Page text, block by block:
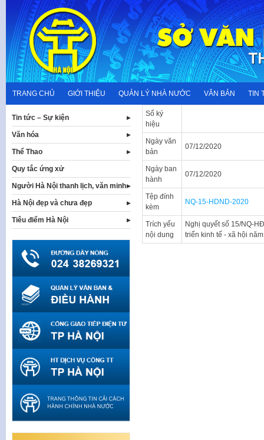
content
TRANG CHỦ GIỚI THIỆU QUẢN LÝ NHÀ NƯỚC VĂN BẢN TIN
Số ký
hiệu
Ngày văn
bản
07/12/2020
Ngày ban
hành
07/12/2020
Tệp đính
kèm
NQ-15-HDND-2020
Trích yếu
nội dung
Nghị quyết số 15/NQ-
triển kinh tế - xã hội
Tin tức – Sự kiện
Văn hóa
Thể Thao
Quy tắc ứng xử
Người Hà Nội thanh lịch, văn minh
Hà Nội đẹp và chưa đẹp
Tiêu điểm Hà Nội